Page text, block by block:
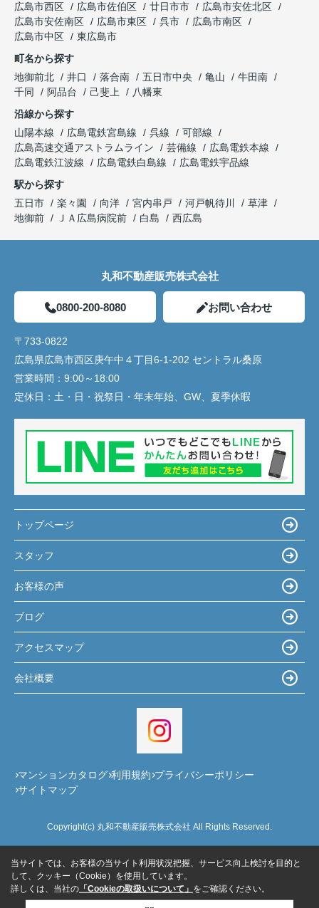
広島市西区
広島市佐伯区 廿日市市
広島市安佐北区
広島市安佐南区
広島市東区 呉市
広島市南区
広島市中区
東広島市
町名から探す
地御前北
井口 落合南 五日市中央 亀山
牛田南
千同
阿品台 己斐上
八幡東
沿線から探す
山陽本線
広島電鉄宮島線 呉線
可部線
広島高速交通アストラムライン
芸備線
広島電鉄本線
広島電鉄江波線
広島電鉄白島線
広島電鉄宇品線
駅から探す
五日市
楽々園 向洋 宮内串戸 河戸帆待川
草津
地御前
ＪＡ広島病院前 白島 西広島
丸和不動産販売株式会社
0800-200-8080 お問い合わせ
〒733-0822
広島県広島市西区庚午中４丁目6-1-202 セントラル桑原
営業時間： 9:00～18:00
定休日： 土・日・祝祭日・年末年始、GW、夏季休暇
トップページ
スタッフ
お客様の声
ブログ
アクセスマップ
会社概要
マンションカタログ 利用規約 プライバシーポリシー
サイトマップ
Copyright(c) 丸和不動産販売株式会社 All Rights Reserved.
当サイトでは、お客様の当サイト利用状況把握、サービス向上検討を目的と
して、クッキー（Cookie）を使用しています。
詳しくは、当社の 「Cookieの取扱いについて」 をご確認ください。